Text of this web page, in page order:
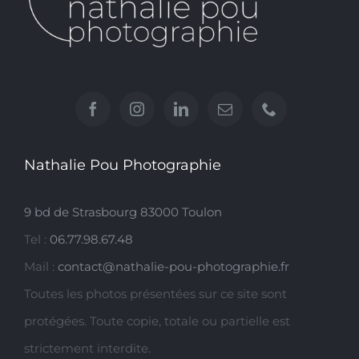
Nathalie Pou Photographie
9 bd de Strasbourg 83000 Toulon
Tel : 06.77.98.67.48
Mail : contact@nathalie-pou-photographie.fr
Toutes les photos présentées sur ce site sont
protégées. Toute copie, totale ou partielle est
strictement interdite.